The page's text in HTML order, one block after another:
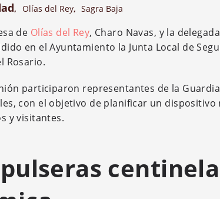
, Olías del Rey,Sagra Baja
de Olías del Rey, Charo Navas, y la
en el Ayuntamiento la Junta Local de
Rosario.
participaron representantes de la
con el objetivo de planificar un
y visitantes.